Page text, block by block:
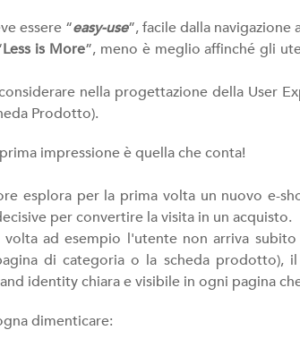
essere “easy-use”, facile dalla navigazione
Less is More”, meno è meglio affinché gli
nella progettazione della User
Prodotto).
impressione è quella che conta!
esplora per la prima volta un nuovo e-
per convertire la visita in un acquisto.
ad esempio l'utente non arriva
di categoria o la scheda prodotto),
identity chiara e visibile in ogni pagina
dimenticare: